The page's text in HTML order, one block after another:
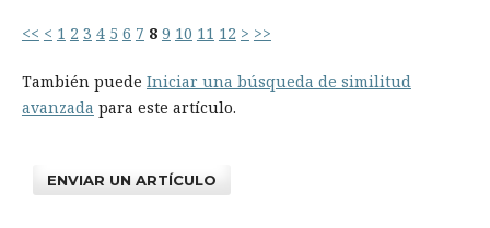
<< < 1 2 3 4 5 6 7 8 9 10 11 12 > >>
También puede Iniciar una búsqueda de similitud
avanzada para este artículo.
ENVIAR UN ARTÍCULO